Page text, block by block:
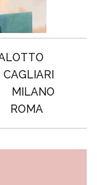
CAGLIARI
MILANO
ROMA